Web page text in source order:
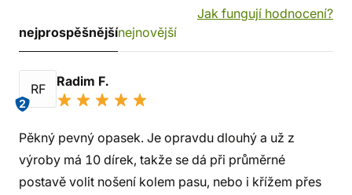
Jak fungují hodnocení?
nejprospěšnějšínejnovější
RF
2
Radim F.
Pěkný pevný opasek. Je opravdu dlouhý a už z
výroby má 10 dírek, takže se dá při průměrné
postavě volit nošení kolem pasu, nebo i křížem přes